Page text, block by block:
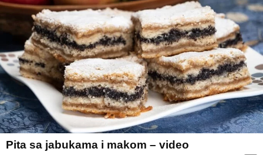
Pita sa jabukama i makom – video